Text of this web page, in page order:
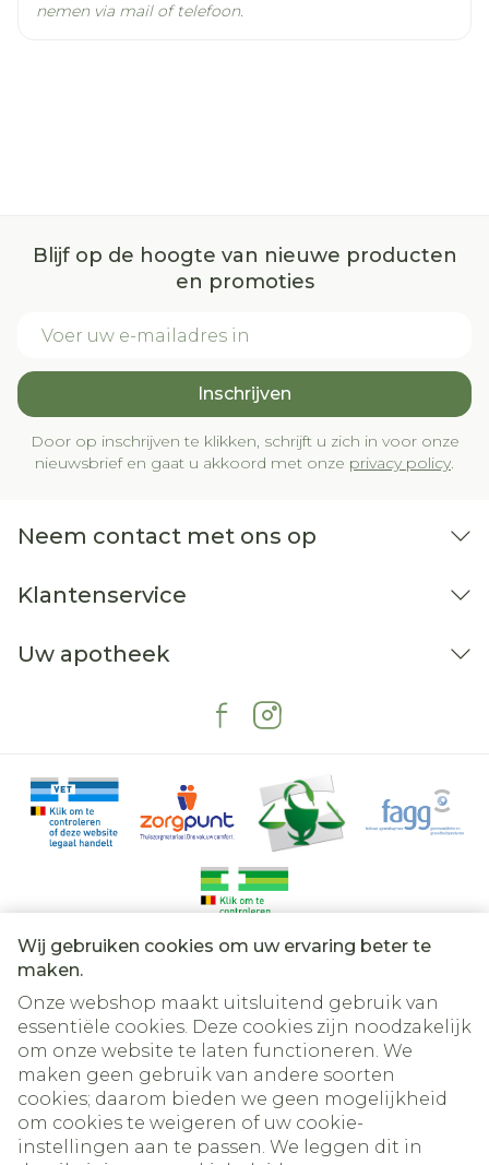
Wij gebruiken cookies om uw ervaring beter te
maken.
Onze webshop maakt uitsluitend gebruik van
essentiële cookies. Deze cookies zijn noodzakelijk
om onze website te laten functioneren. We
maken geen gebruik van andere soorten
cookies; daarom bieden we geen mogelijkheid
om cookies te weigeren of uw cookie-
instellingen aan te passen. We leggen dit in
volgende vaststelt:
alcoholisme,
lichte hypertensie,
arteriosclerose (= verminderde bloedstroom
door een afzetting die de passage blokkeert),
darmaandoeningen,
vermindering van de lever- of nierfunctie,
obstructie van de galwegen,
abnormale schildklierfunctie (orgaan dat
verschillende hormonen afscheidt),
ernstige diabetes.
nemen via mail of telefoon.
Blijf op de hoogte van nieuwe producten
en promoties
Inschrijven
Door op inschrijven te klikken, schrijft u zich in voor onze
nieuwsbrief en gaat u akkoord met onze privacy policy.
Neem contact met ons op
Klantenservice
Uw apotheek
Juridische links